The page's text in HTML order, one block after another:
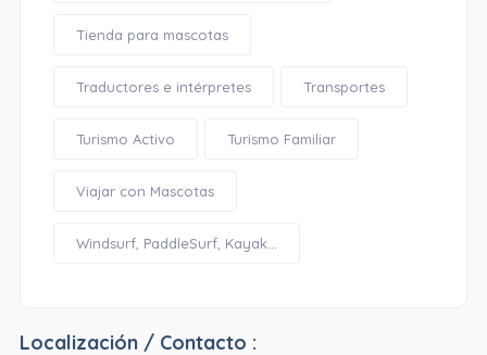
Tienda para mascotas
Traductores e intérpretes Transportes
Turismo Activo Turismo Familiar
Viajar con Mascotas
Windsurf, PaddleSurf, Kayak...
Localización / Contacto :